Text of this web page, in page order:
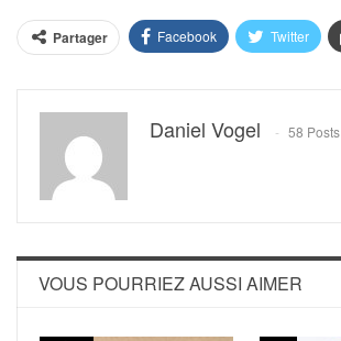
Partager Facebook Twitter
Daniel Vogel 58 Posts
VOUS POURRIEZ AUSSI AIMER